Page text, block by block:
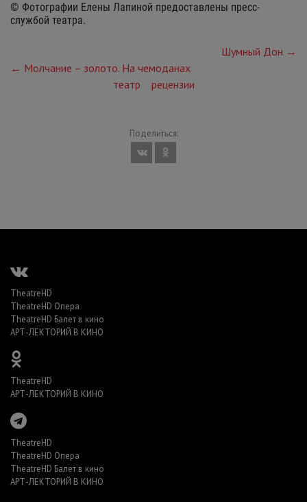
© Фотографии Елены Лапиной предоставлены пресс-
службой театра.
Шумный Дон →
← Молчание – золото. На чемоданах
театр
рецензии
Поделиться:
TheatreHD
TheatreHD Опера
TheatreHD Балет в кино
АРТ-ЛЕКТОРИЙ В КИНО
TheatreHD
АРТ-ЛЕКТОРИЙ В КИНО
TheatreHD
TheatreHD Опера
TheatreHD Балет в кино
АРТ-ЛЕКТОРИЙ В КИНО